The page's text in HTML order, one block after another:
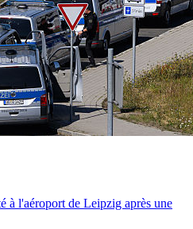
à l'aéroport de Leipzig après une